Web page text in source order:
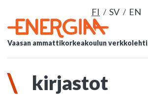
FI SV EN
Vaasan ammattikorkeakoulun verkkolehti
kirjastot